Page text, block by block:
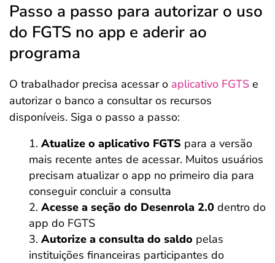
Passo a passo para autorizar o uso
do FGTS no app e aderir ao
programa
O trabalhador precisa acessar o aplicativo FGTS e
autorizar o banco a consultar os recursos
disponíveis. Siga o passo a passo:
Atualize o aplicativo FGTS para a versão
mais recente antes de acessar. Muitos usuários
precisam atualizar o app no primeiro dia para
conseguir concluir a consulta
Acesse a seção do Desenrola 2.0 dentro do
app do FGTS
Autorize a consulta do saldo pelas
instituições financeiras participantes do